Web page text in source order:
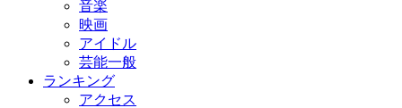
音楽
映画
アイドル
芸能一般
ランキング
アクセス